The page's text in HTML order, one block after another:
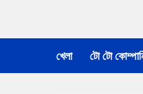
খেলা টো টো